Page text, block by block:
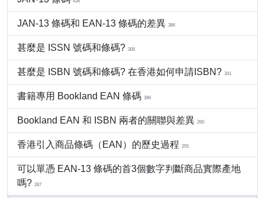
JAN-13 條碼和 EAN-13 條碼的差異 386
甚麼是 ISSN 號碼和條碼? 308
甚麼是 ISBN 號碼和條碼? 在香港如何申請ISBN? 341
書籍專用 Bookland EAN 條碼 396
Bookland EAN 和 ISBN 兩者的關聯與差異 260
香港引入商品條碼（EAN）的歷史過程 255
可以單憑 EAN-13 條碼的首3個數字判斷商品實際產地
嗎? 287